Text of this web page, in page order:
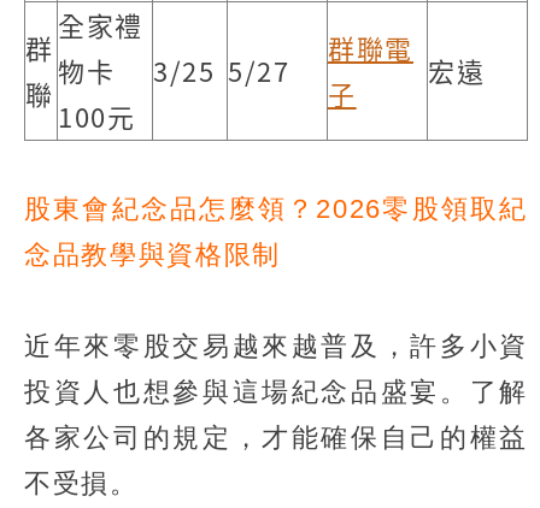
群
聯
全家禮
物卡
100元
3/25 5/27
群聯電
子
宏遠
股東會紀念品怎麼領？2026零股領取紀
念品教學與資格限制
近年來零股交易越來越普及，許多小資
投資人也想參與這場紀念品盛宴。了解
各家公司的規定，才能確保自己的權益
不受損。